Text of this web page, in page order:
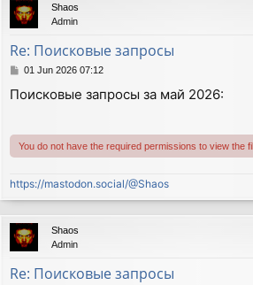
Shaos
Admin
Re: Поисковые запросы
P
s
01 Jun 2026 07:12
Поисковые запросы за май 2026:
You do not have the required permissions to view the
https://mastodon.social/@Shaos
Shaos
Admin
Re: Поисковые запросы